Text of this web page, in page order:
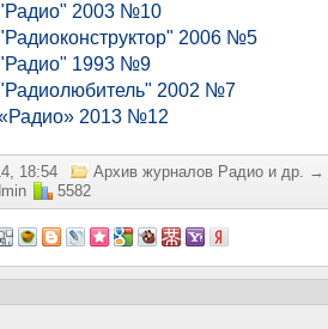
2003 №10
2006 №5
1993 №9
2002 №7
2013 №12
18:54 Архив журналов Радио и др. →
5582